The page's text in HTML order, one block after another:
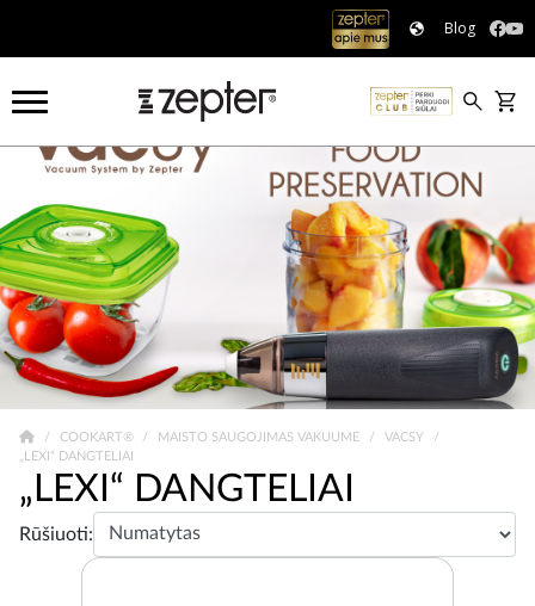
Blog
COOKART® MAISTO SAUGOJIMAS VAKUUME
VACSY
„LEXI“ DANGTELIAI
„LEXI“ DANGTELIAI
Rūšiuoti: